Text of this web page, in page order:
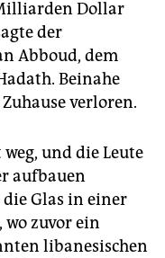
Dollar
der
Abboud, dem
Beinahe
verloren.
und die Leute
aufbauen
die Glas in einer
zuvor ein
libanesischen